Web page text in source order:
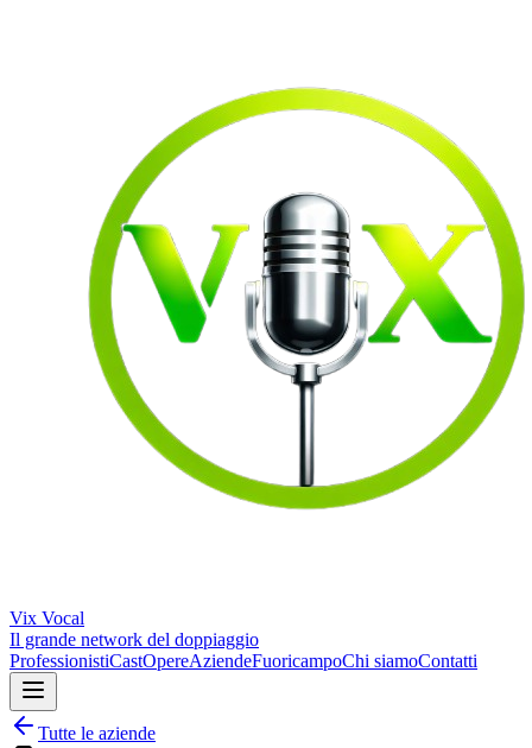
Vix Vocal
Il grande network del doppiaggio
ProfessionistiCastOpereAziendeFuoricampoChi siamoContatti
Tutte le aziende